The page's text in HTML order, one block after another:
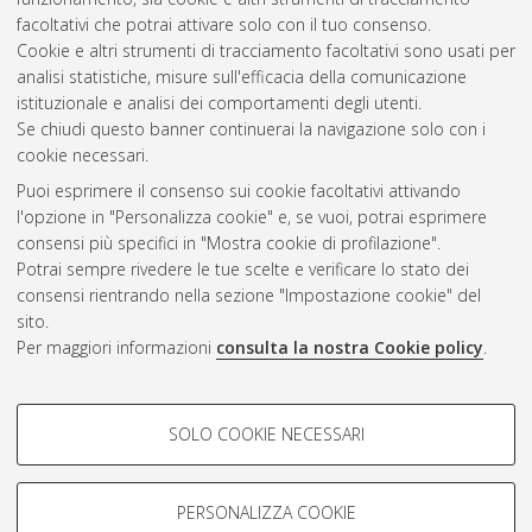
facoltativi che potrai attivare solo con il tuo consenso.
Cookie e altri strumenti di tracciamento facoltativi sono usati per
analisi statistiche, misure sull'efficacia della comunicazione
istituzionale e analisi dei comportamenti degli utenti.
Se chiudi questo banner continuerai la navigazione solo con i
cookie necessari.
Puoi esprimere il consenso sui cookie facoltativi attivando
l'opzione in "Personalizza cookie" e, se vuoi, potrai esprimere
consensi più specifici in "Mostra cookie di profilazione".
Potrai sempre rivedere le tue scelte e verificare lo stato dei
consensi rientrando nella sezione "Impostazione cookie" del
sito.
Per maggiori informazioni consulta la nostra Cookie policy.
COOKIE DI PROFILAZIONE -
Si tratta di cookie utilizzati per analizzare le caratteristiche della
navigazione degli utenti, creare profili in base al loro comportamento
SOLO COOKIE NECESSARI
PERSONALIZZA COOKIE
Seleziona una voce dall'elenco sottostante.
2011(9)
2010(6)
Atom
Rss 1.0
Rss 2.0
ISSN: 2038-7946
Impostazioni Cookie
Informativa sulla privacy
Condizioni d’uso del sito